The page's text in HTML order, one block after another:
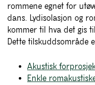
rommene egnet for
dans. Lydisolasjon og
kommer til hva det gis
Dette tilskuddsområde
Akustisk
Enkle